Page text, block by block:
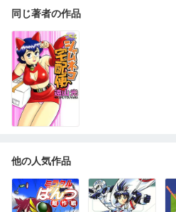
同じ著者の作品
他の人気作品